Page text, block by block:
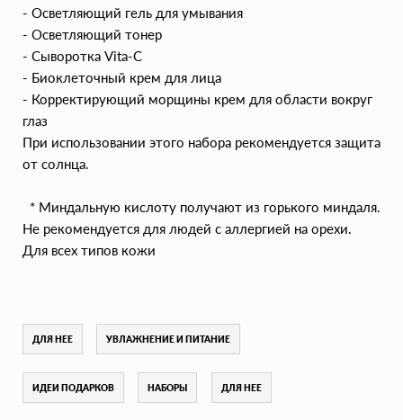
- Осветляющий гель для умывания
- Осветляющий тонер
- Сыворотка Vita-C
- Биоклеточный крем для лица
- Корректирующий морщины крем для области вокруг
глаз
При использовании этого набора рекомендуется защита
от солнца.
* Миндальную кислоту получают из горького миндаля.
Не рекомендуется для людей с аллергией на орехи.
Для всех типов кожи
ДЛЯ НЕЕ УВЛАЖНЕНИЕ И ПИТАНИЕ
ИДЕИ ПОДАРКОВ НАБОРЫ ДЛЯ НЕЕ